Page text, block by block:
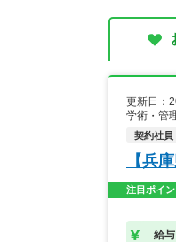
更新日：
学術・管
契約社員
【兵
注目ポイン
給与